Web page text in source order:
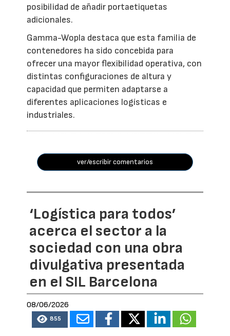
posibilidad de añadir portaetiquetas
adicionales.
Gamma-Wopla destaca que esta familia de
contenedores ha sido concebida para
ofrecer una mayor flexibilidad operativa, con
distintas configuraciones de altura y
capacidad que permiten adaptarse a
diferentes aplicaciones logísticas e
industriales.
ver/escribir comentarios
‘Logística para todos’
acerca el sector a la
sociedad con una obra
divulgativa presentada
en el SIL Barcelona
08/06/2026
855